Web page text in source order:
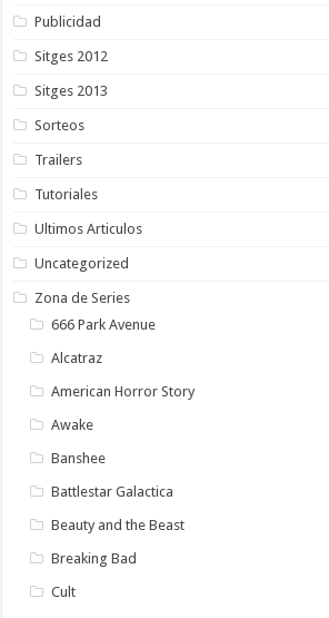
Publicidad
Sitges 2012
Sitges 2013
Sorteos
Trailers
Tutoriales
Ultimos Articulos
Uncategorized
Zona de Series
666 Park Avenue
Alcatraz
American Horror Story
Awake
Banshee
Battlestar Galactica
Beauty and the Beast
Breaking Bad
Cult